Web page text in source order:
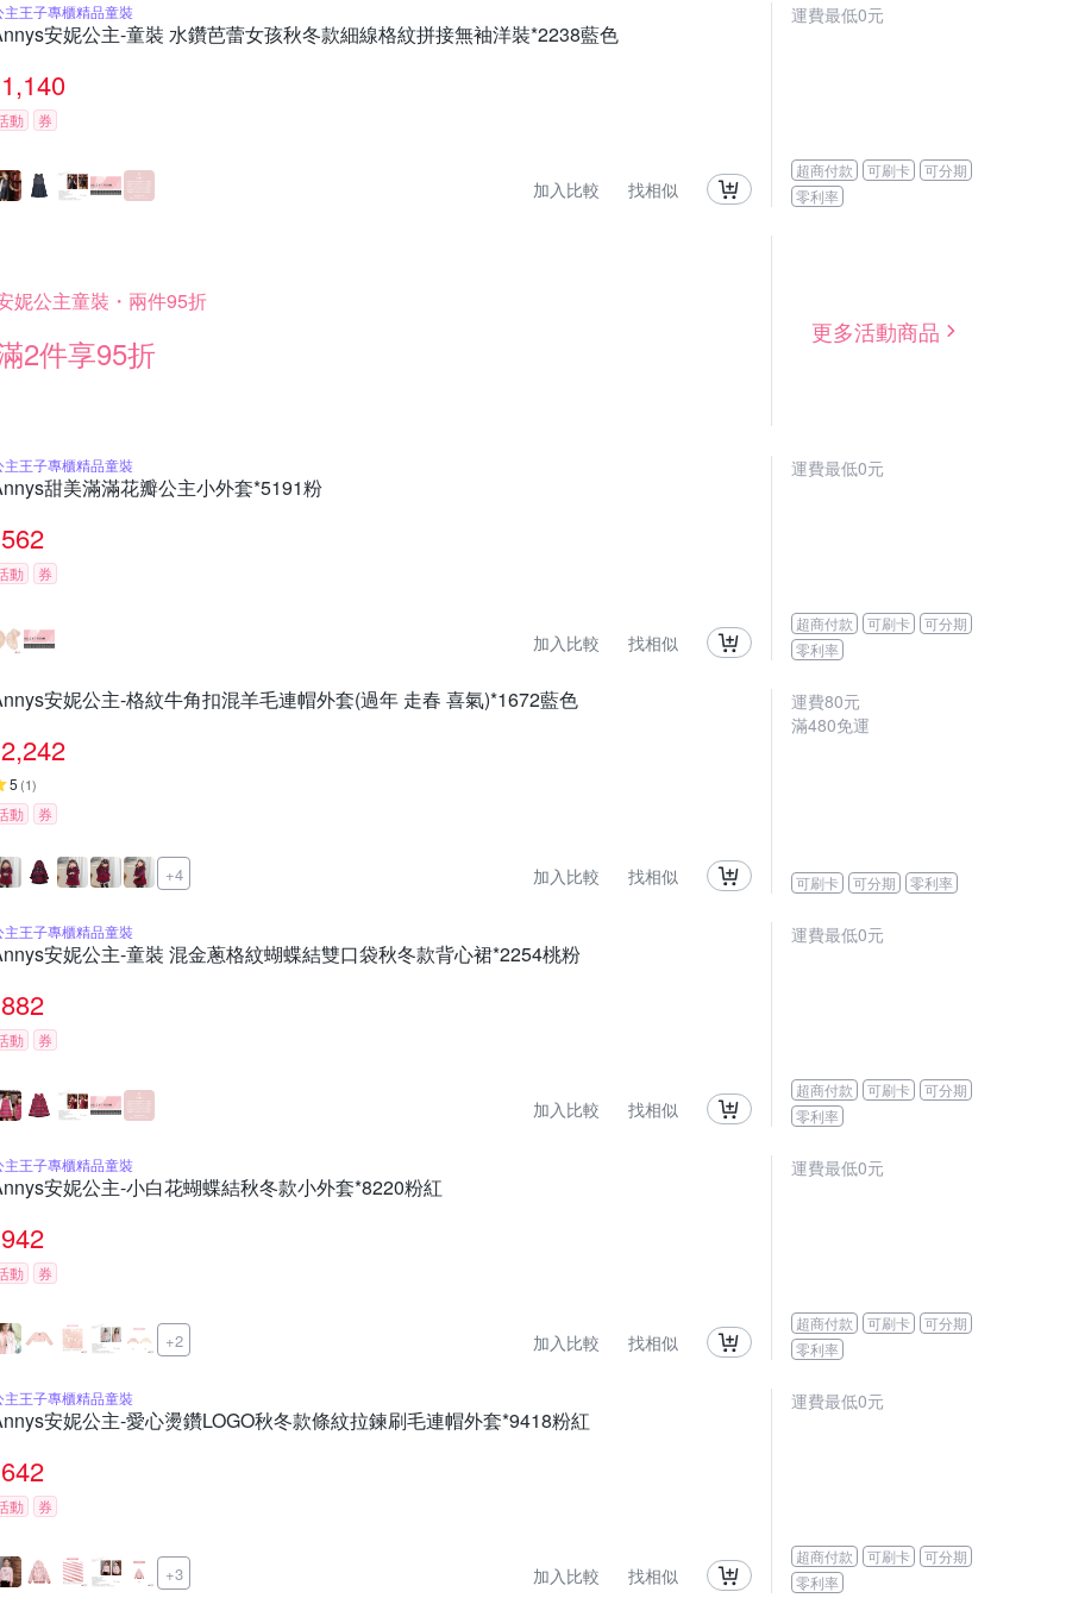
主王子專櫃精品童裝
安妮公主-童裝 水鑽芭蕾女孩秋冬款細線格紋拼接無袖洋裝*2238藍色
1,140
動 券
加入比較 找相似
運費最低0元
超商付款 可刷卡
可分期
零利率
妮公主童裝・兩件95折
2件享95折
更多活動商品
主王子專櫃精品童裝
甜美滿滿花瓣公主小外套*5191粉
562
動 券
加入比較 找相似
運費最低0元
超商付款 可刷卡
可分期
零利率
安妮公主-格紋牛角扣混羊毛連帽外套(過年 走春 喜氣)*1672藍色
2,242
5 (1)
動 券
+4 加入比較 找相似
運費80元
滿480免運
可刷卡 可分期 零利率
主王子專櫃精品童裝
安妮公主-童裝 混金蔥格紋蝴蝶結雙口袋秋冬款背心裙*2254桃粉
882
動 券
加入比較 找相似
運費最低0元
超商付款 可刷卡
可分期
零利率
主王子專櫃精品童裝
安妮公主-小白花蝴蝶結秋冬款小外套*8220粉紅
942
動 券
+2 加入比較 找相似
運費最低0元
超商付款 可刷卡
可分期
零利率
主王子專櫃精品童裝
安妮公主-愛心燙鑽LOGO秋冬款條紋拉鍊刷毛連帽外套*9418粉紅
642
動 券
+3 加入比較 找相似
運費最低0元
超商付款 可刷卡
可分期
零利率